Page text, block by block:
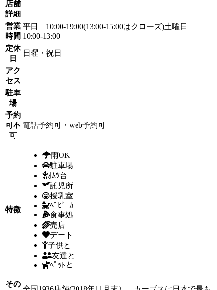
店舗
詳細
営業
時間
平日 10:00-19:00(13:00-15:00はクローズ)土曜日
10:00-13:00
定休
日
日曜・祝日
アク
セス
駐車
場
予約
可不
可
電話予約可・web予約可
特徴
雨OK
駐車場
ｵﾑﾂ台
託児所
授乳室
ﾍﾞﾋﾞｰｶｰ
食事処
売店
デート
子供と
友達と
ﾍﾟｯﾄと
その